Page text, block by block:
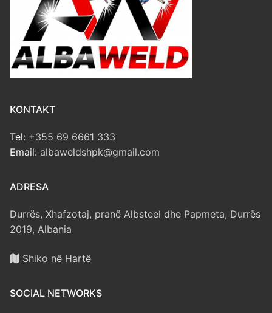
KONTAKT
Tel: +355 69 6661 333
Email: albaweldshpk@gmail.com
ADRESA
Durrës, Xhafzotaj, pranë Albsteel dhe Papmeta, Durrës
2019, Albania
Shiko në Hartë
SOCIAL NETWORKS